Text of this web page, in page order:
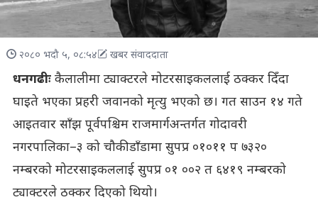
२०८० भदौ ५, ०८:५४ खबर संवाददाता
धनगढीःकैलालीमा ट्याक्टरले मोटरसाइकललाई ठक्कर दिँदा
घाइते भएका प्रहरी जवानको मृत्यु भएको छ। गत साउन १४ गते
आइतवार साँझ पूर्वपश्चिम राजमार्गअन्तर्गत गोदावरी
नगरपालिका–३ को चौकीडाँडामा सुपप्र ०१०११ प ७३२०
नम्बरको मोटरसाइकललाई सुपप्र ०१ ००२ त ६४१९ नम्बरको
ट्याक्टरले ठक्कर दिएको थियो।